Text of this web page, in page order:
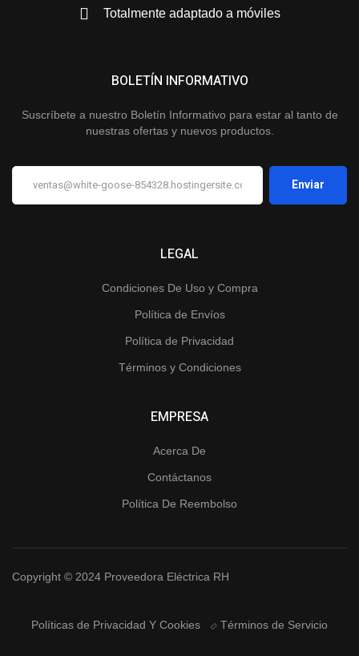
Totalmente adaptado a móviles
LEGAL
Condiciones De Uso y Compra
Política de Envíos
Política de Privacidad
Términos y Condiciones
EMPRESA
Acerca De
Contáctanos
Política De Reembolso
BOLETÍN INFORMATIVO
Suscríbete a nuestro Boletín Informativo para estar al tanto de
nuestras ofertas y nuevos productos.
Copyright © 2024 Proveedora Eléctrica RH
Políticas de Privacidad Y Cookies Términos de Servicio